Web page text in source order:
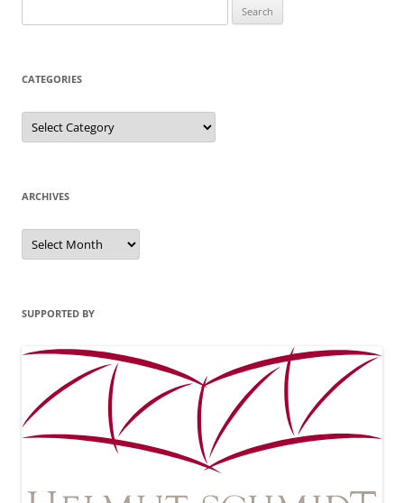
for:
CATEGORIES
Categories
ARCHIVES
Archives
SUPPORTED BY